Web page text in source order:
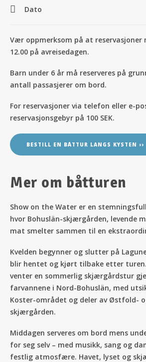
Mer om båtturen
Show on the Water er en
hvor Bohuslän-skjærgården, levende
mat smelter sammen til en
Kvelden begynner og slutter på
blir hentet og kjørt tilbake etter
venter en sommerlig skjærgårdstur
farvannene i Nord-Bohuslän, med
Koster-området og deler av Østfold-
skjærgården.
Middagen serveres om bord mens
for seg selv – med musikk, sang og
festlig atmosfære. Havet, lyset og
Dato
Vær oppmerksom på at reservasjoner
12.00 på avreisedagen.
Barn under 6 år må reserveres på
antall passasjerer om bord.
For reservasjoner via telefon eller e-
reservasjonsgebyr på 100 SEK.
BESTILL EN BÅTTUR LANGS KYSTEN ››